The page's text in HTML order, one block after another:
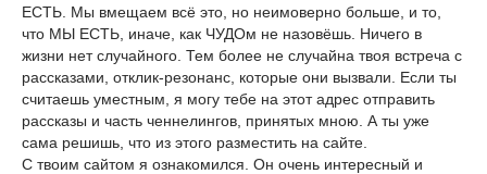
ЕСТЬ. Мы вмещаем всё это, но неимоверно больше, и то,
что МЫ ЕСТЬ, иначе, как ЧУДОм не назовёшь. Ничего в
жизни нет случайного. Тем более не случайна твоя встреча с
рассказами, отклик-резонанс, которые они вызвали. Если ты
считаешь уместным, я могу тебе на этот адрес отправить
рассказы и часть ченнелингов, принятых мною. А ты уже
сама решишь, что из этого разместить на сайте.
С твоим сайтом я ознакомился. Он очень интересный и